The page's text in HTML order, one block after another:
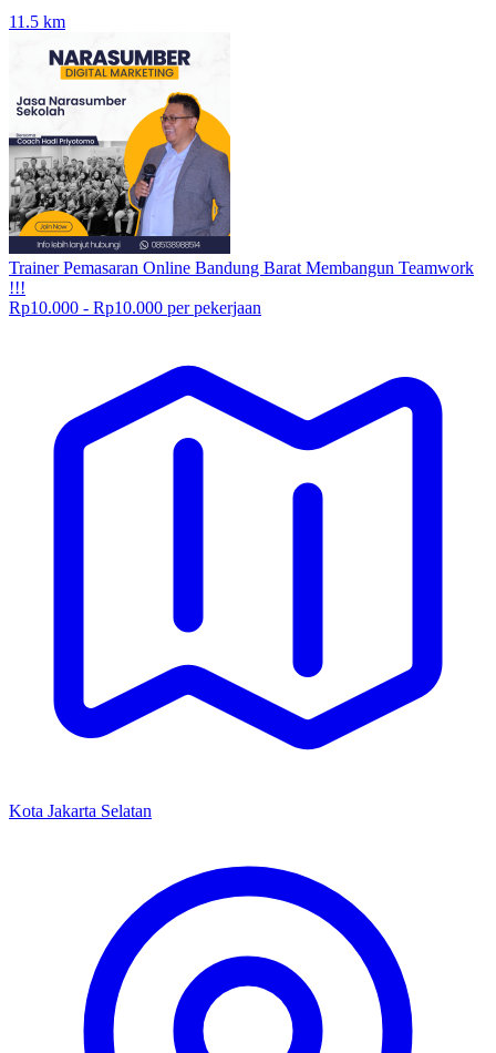
11.5 km
Trainer Pemasaran Online Bandung Barat Membangun Teamwork
!!!
Rp10.000 - Rp10.000 per pekerjaan
Kota Jakarta Selatan